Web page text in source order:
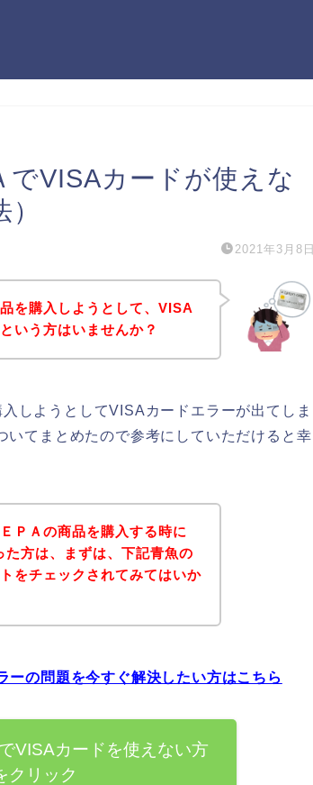
でVISAカードが使えな
2021年3月8日
を購入しようとして、VISA
いう方はいませんか？
しようとしてVISAカードエラーが出てしま
てまとめたので参考にしていただけると幸
ＰＡの商品を購入する時に
方は、まずは、下記青魚の
をチェックされてみてはいか
の問題を今すぐ解決したい方はこちら
VISAカードを使えない方
クリック